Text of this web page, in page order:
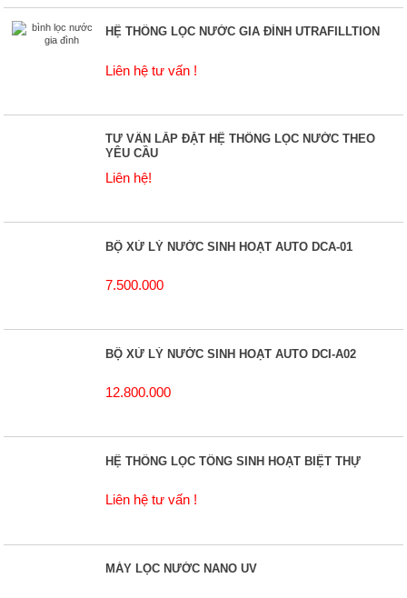
HỆ THỐNG LỌC NƯỚC GIA ĐÌNH UTRAFILLTION
Liên hệ tư vấn !
TƯ VẤN LẮP ĐẶT HỆ THỐNG LỌC NƯỚC THEO
YÊU CẦU
Liên hệ!
BỘ XỬ LÝ NƯỚC SINH HOẠT AUTO DCA-01
7.500.000
BỘ XỬ LÝ NƯỚC SINH HOẠT AUTO DCI-A02
12.800.000
HỆ THỐNG LỌC TỔNG SINH HOẠT BIỆT THỰ
Liên hệ tư vấn !
MÁY LỌC NƯỚC NANO UV